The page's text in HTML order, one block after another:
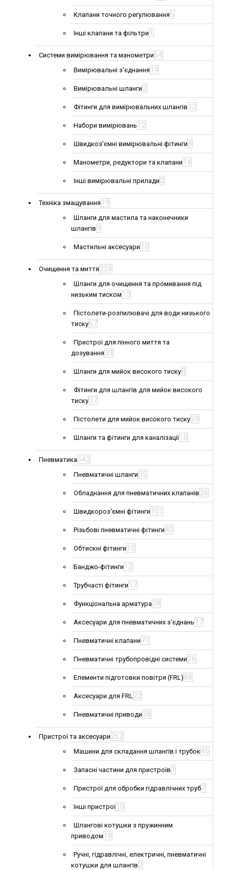
Клапани точного регулювання 5
Інші клапани та фільтри 1
Системи вимірювання та манометри 64
Вимірювальні з'єднання 14
Вимірювальні шланги 2
Фітинги для вимірювальних шлангів 12
Набори вимірювань 12
Швидкоз'ємні вимірювальні фітинги 8
Манометри, редуктори та клапани 14
Інші вимірювальні прилади 2
Техніка змащування 19
Шланги для мастила та наконечники
шлангів 9
Мастильні аксесуари 10
Очищення та миття 224
Шланги для очищення та промивання під
низьким тиском 10
Пістолети-розпилювачі для води низького
тиску67
Пристрої для пінного миття та
дозування 33
Шланги для мийок високого тиску8
Фітинги для шлангів для мийок високого
тиску37
Пістолети для мийок високого тиску59
Шланги та фітинги для каналізації 10
Пневматика543
Пневматичні шланги 35
Обладнання для пневматичних клапанів 26
Швидкороз'ємні фітинги 101
Різьбові пневматичні фітинги40
Обтискні фітинги 12
Банджо-фітинги 12
Трубчасті фітинги 17
Функціональна арматура38
Аксесуари для пневматичних з'єднань 17
Пневматичні клапани 71
Пневматичні трубопровідні системи 26
Елементи підготовки повітря (FRL) 88
Аксесуари для FRL22
Пневматичні приводи 38
Пристрої та аксесуари 262
Машини для складання шлангів і трубок45
Запасні частини для пристроїв 1
Пристрої для обробки гідравлічних труб7
Інші пристрої 10
Шлангові котушки з пружинним
приводом 18
Ручні, гідравлічні, електричні, пневматичні
котушки для шлангів 2